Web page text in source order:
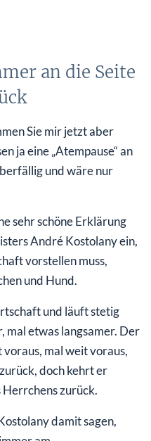
an die Seite
Sie mir jetzt aber
ja eine „Atempause“ an
und wäre nur
sehr schöne Erklärung
André Kostolany ein,
vorstellen muss,
und Hund.
und läuft stetig
mal etwas langsamer. Der
mal weit voraus,
doch kehrt er
zurück.
damit sagen,